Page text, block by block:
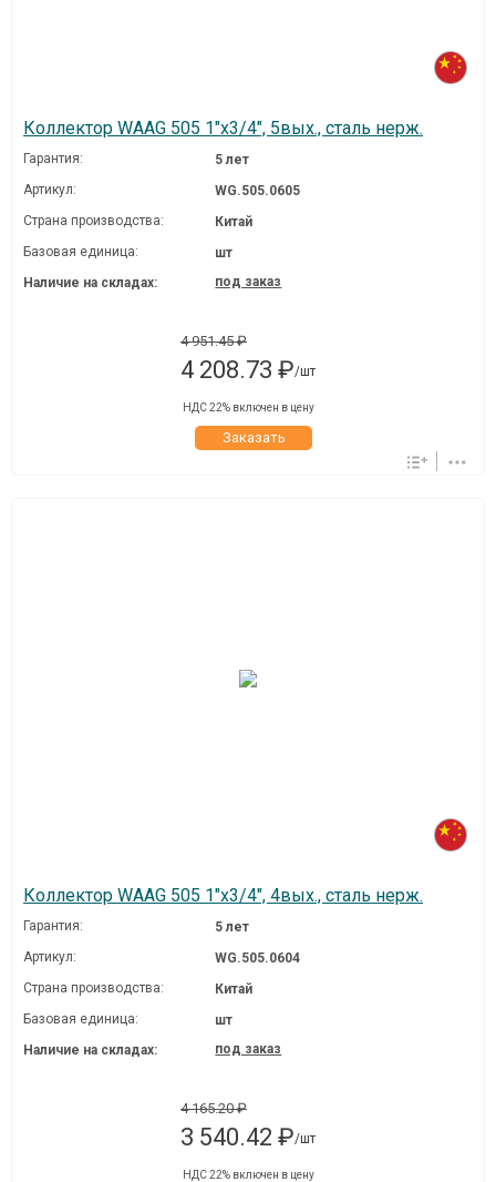
Коллектор WAAG 505 1"х3/4", 5вых., сталь нерж.
Гарантия:
5 лет
Артикул:
WG.505.0605
Страна производства:
Китай
Базовая единица:
шт
Наличие на складах:
под заказ
4 951.45 ₽
4 208.73 ₽/шт
НДС 22% включен в цену
Заказать
Коллектор WAAG 505 1"х3/4", 4вых., сталь нерж.
Гарантия:
5 лет
Артикул:
WG.505.0604
Страна производства:
Китай
Базовая единица:
шт
Наличие на складах:
под заказ
4 165.20 ₽
3 540.42 ₽/шт
НДС 22% включен в цену